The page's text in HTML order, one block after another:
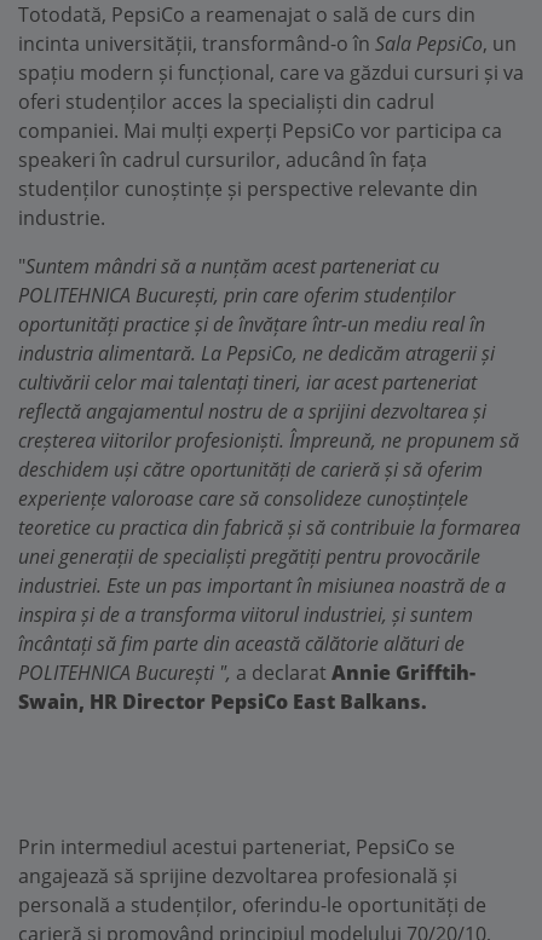
Totodată, PepsiCo a reamenajat o sală de curs din
incinta universității, transformând-o în Sala PepsiCo, un
spațiu modern și funcțional, care va găzdui cursuri și va
oferi studenților acces la specialiști din cadrul
companiei. Mai mulți experți PepsiCo vor participa ca
speakeri în cadrul cursurilor, aducând în fața
studenților cunoștințe și perspective relevante din
industrie.
"Suntem mândri să a nunțăm acest parteneriat cu
POLITEHNICA București, prin care oferim studenților
oportunități practice și de învățare într-un mediu real în
industria alimentară. La PepsiCo, ne dedicăm atragerii și
cultivării celor mai talentați tineri, iar acest parteneriat
reflectă angajamentul nostru de a sprijini dezvoltarea și
creșterea viitorilor profesioniști. Împreună, ne propunem să
deschidem uși către oportunități de carieră și să oferim
experiențe valoroase care să consolideze cunoștințele
teoretice cu practica din fabrică și să contribuie la formarea
unei generații de specialiști pregătiți pentru provocările
industriei. Este un pas important în misiunea noastră de a
inspira și de a transforma viitorul industriei, și suntem
încântați să fim parte din această călătorie alături de
POLITEHNICA București ", a declarat Annie Grifftih-
Swain, HR Director PepsiCo East Balkans.
Prin intermediul acestui parteneriat, PepsiCo se
angajează să sprijine dezvoltarea profesională și
personală a studenților, oferindu-le oportunități de
carieră și promovând principiul modelului 70/20/10,